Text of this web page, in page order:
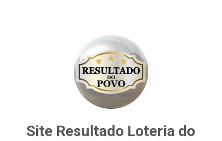
Site Resultado Loteria do